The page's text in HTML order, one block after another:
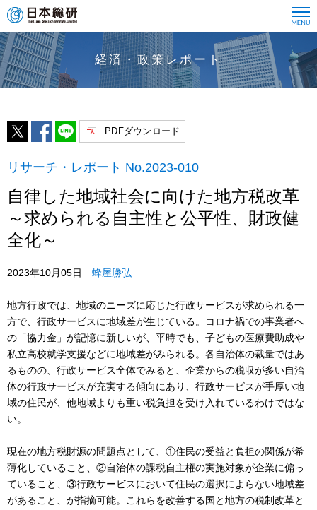
経済・政策レポート
PDFダウンロード
リサーチ・レポート No.2023-010
自律した地域社会に向けた地方税改革
～求められる自主性と公平性、財政健
全化～
2023年10月05日 蜂屋勝弘
地方行政では、地域のニーズに応じた行政サービスが求められる一
方で、行政サービスに地域差が生じている。コロナ禍での事業者へ
の「協力金」が記憶に新しいが、平時でも、子どもの医療費助成や
私立高校就学支援などに地域差がみられる。各自治体の裁量ではあ
るものの、行政サービス全体でみると、企業からの税収が多い自治
体の行政サービスが充実する傾向にあり、行政サービスが手厚い地
域の住民が、他地域よりも重い税負担を受け入れているわけではな
い。
現在の地方税財源の問題点として、①住民の受益と負担の関係が希
薄化していること、②自治体の課税自主権の実施対象が企業に偏っ
ていること、③行政サービスにおいて住民の選択によらない地域差
があること、が指摘可能。これらを改善する国と地方の税制改革と